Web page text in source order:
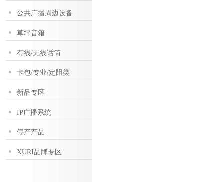
公共广播周边设备
草坪音箱
有线/无线话筒
卡包/专业/定阻类
新品专区
IP广播系统
停产产品
XURI品牌专区